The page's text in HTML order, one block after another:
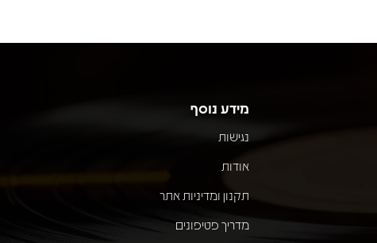
מידע נוסף
נגישות
אודות
תקנון ומדיניות אתר
מדריך פטיפונים